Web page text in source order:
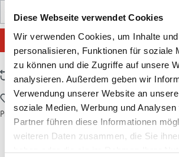
Diese Webseite verwendet Cookies
Wir verwenden Cookies, um Inhalte
personalisieren, Funktionen für soziale
zu können und die Zugriffe auf unsere
analysieren. Außerdem geben wir
Verwendung unserer Website an
soziale Medien, Werbung und
Partner führen diese Informationen
weiteren Daten zusammen, die Sie
Produkt Anzahl: Gib den gewünschten
Stück
IN DEN WARENKORB
Zum Vergleich hinzufügen
Zum Merkzettel hinzufügen
Produktnummer:SCHU50034